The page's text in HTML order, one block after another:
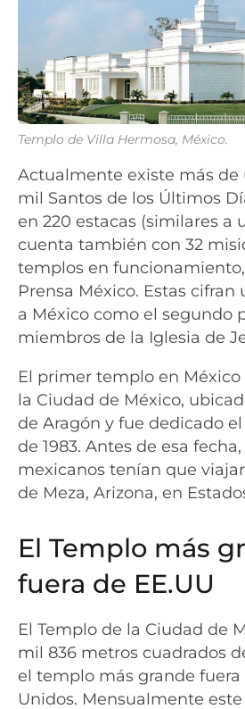
Templo de Villa Hermosa, México.
Actualmente existe más de
mil Santos de los Últimos
en 220 estacas (similares a
cuenta también con 32
templos en
Prensa México. Estas
a México como el segundo
miembros de la Iglesia de
El primer templo en México
la Ciudad de México,
de Aragón y fue dedicado
de 1983. Antes de esa
mexicanos tenían que
de Meza, Arizona, en
El Templo más
fuera de EE.UU
El Templo de la Ciudad de
mil 836 metros cuadrados
el templo más grande fuera
Unidos. Mensualmente